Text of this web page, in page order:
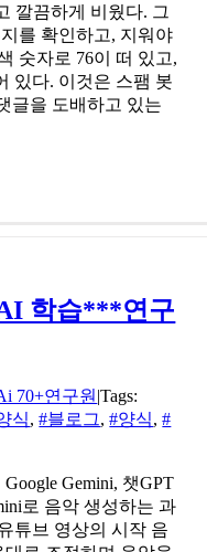
깔끔하게 비웠다. 그
를 확인하고, 지워야
숫자로 76이 떠 있고,
있다. 이것은 스팸 봇
글을 도배하고 있는
학습***연구
70+연구원 |Tags:
식,#블로그,#양식,#
Gemini, 챗GPT
로 음악 생성하는 과
튜브 영상의 시작 음